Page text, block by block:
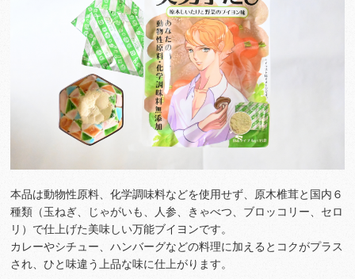
本品は動物性原料、化学調味料などを使用せず、原木椎茸と国内６
種類（玉ねぎ、じゃがいも、人参、きゃべつ、ブロッコリー、セロ
リ）で仕上げた美味しい万能ブイヨンです。
カレーやシチュー、ハンバーグなどの料理に加えるとコクがプラス
され、ひと味違う上品な味に仕上がります。